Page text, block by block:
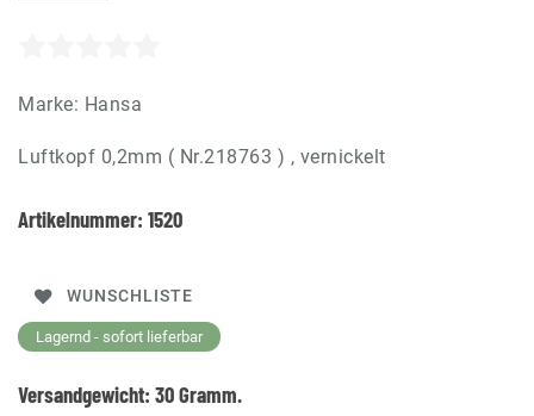
Marke: Hansa
Luftkopf 0,2mm ( Nr.218763 ) , vernickelt
Artikelnummer: 1520
WUNSCHLISTE
Lagernd - sofort lieferbar
Versandgewicht: 30Gramm.